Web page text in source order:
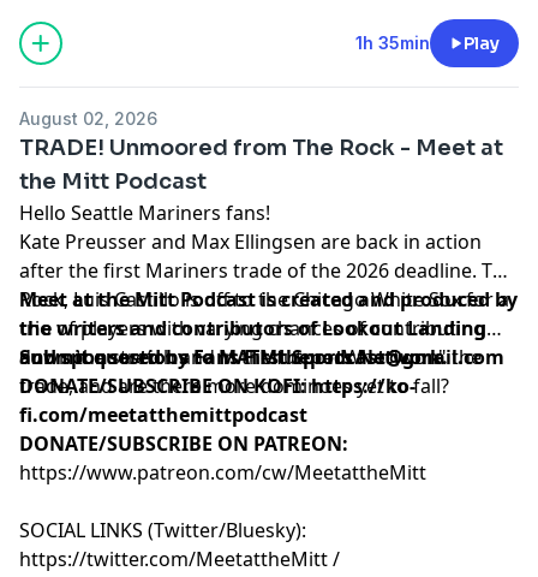
1h 35min Play
August 02, 2026
TRADE! Unmoored from The Rock - Meet at
the Mitt Podcast
Hello Seattle Mariners fans!
Kate Preusser and Max Ellingsen are back in action
after the first Mariners trade of the 2026 deadline. The
Rock, Luis Castillo is off to the Chicago White Sox for a
trio of players with varying chances of contributing
down the stretch and in the future. Who "won" the
trade, and are there more dominoes yet to fall?
Meet at the Mitt Podcast is created and produced by
the writers and contributors ofLookout Landing
and sponsored byFans First Sports Network.
Submit questions toMATMthepodcast@gmail.com
DONATE/SUBSCRIBE ON KOFI:https://ko-
fi.com/meetatthemittpodcast
DONATE/SUBSCRIBE ON PATREON:
https://www.patreon.com/cw/MeetattheMitt⁠⁠⁠⁠⁠⁠⁠⁠⁠⁠⁠⁠⁠⁠⁠⁠⁠⁠⁠⁠⁠⁠⁠⁠⁠⁠⁠⁠⁠⁠⁠⁠⁠⁠⁠⁠⁠⁠⁠⁠
SOCIAL LINKS (Twitter/Bluesky):
⁠⁠⁠⁠⁠⁠⁠⁠⁠⁠⁠⁠⁠⁠⁠⁠⁠⁠⁠⁠⁠⁠⁠⁠⁠⁠⁠⁠⁠⁠⁠⁠⁠⁠⁠⁠⁠⁠⁠⁠⁠⁠⁠⁠⁠⁠⁠⁠⁠⁠⁠⁠⁠⁠⁠⁠⁠⁠⁠⁠⁠⁠⁠⁠⁠⁠⁠⁠⁠⁠⁠⁠⁠⁠⁠⁠⁠⁠⁠⁠⁠⁠⁠⁠⁠⁠⁠⁠⁠⁠⁠⁠⁠⁠⁠⁠⁠⁠⁠⁠https://twitter.com/MeetattheMitt⁠⁠⁠⁠⁠⁠⁠⁠⁠⁠⁠⁠⁠⁠⁠⁠⁠⁠⁠⁠⁠⁠⁠⁠⁠⁠⁠⁠⁠⁠⁠⁠⁠⁠⁠⁠⁠⁠⁠⁠⁠⁠⁠⁠⁠⁠⁠⁠⁠⁠⁠⁠⁠⁠⁠⁠⁠⁠⁠⁠⁠⁠⁠⁠⁠⁠⁠⁠⁠⁠⁠⁠⁠⁠⁠⁠⁠⁠⁠⁠⁠⁠⁠⁠⁠⁠⁠⁠⁠⁠⁠⁠⁠⁠⁠⁠⁠⁠⁠⁠/